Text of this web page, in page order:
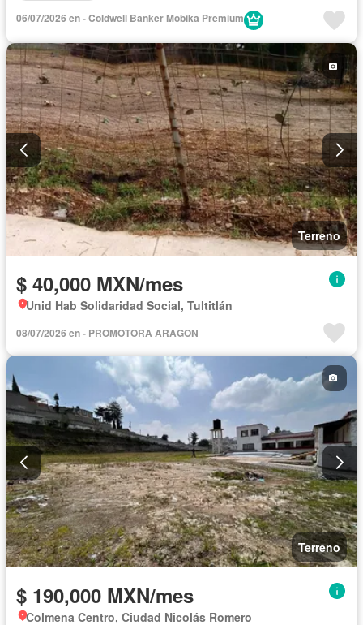
06/07/2026 en - Coldwell Banker Mobika Premium
Terreno
$ 40,000 MXN/mes
Unid Hab Solidaridad Social, Tultitlán
08/07/2026 en - PROMOTORA ARAGON
Terreno
$ 190,000 MXN/mes
Colmena Centro, Ciudad Nicolás Romero